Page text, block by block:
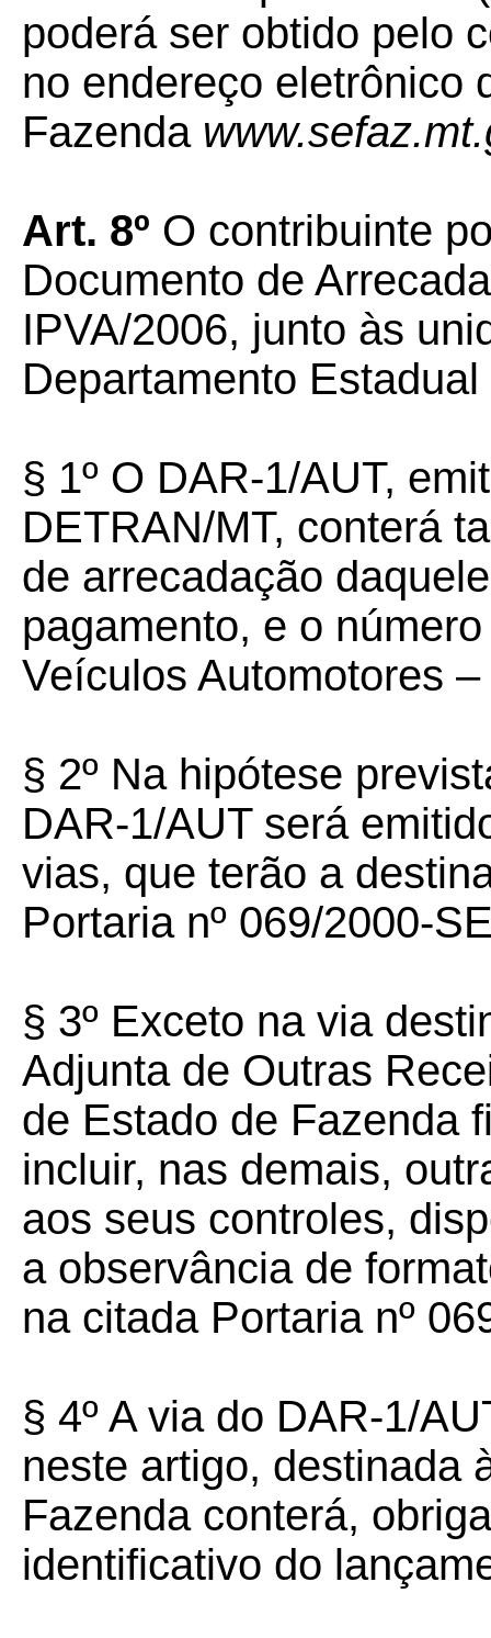
poderá ser obtido pelo
no endereço eletrônico
Fazenda
Art. 8º O contribuinte
Documento de
IPVA/2006, junto às
Departamento
§ 1º O DAR-1/AUT,
DETRAN/MT, conterá
de arrecadação
pagamento, e o
Veículos Automotores
§ 2º Na hipótese
DAR-1/AUT será
vias, que terão a
Portaria nº 069/2000-
§ 3º Exceto na via
Adjunta de Outras
de Estado de Fazenda
incluir, nas demais,
aos seus controles,
a observância de
na citada Portaria nº
§ 4º A via do DAR-1/
neste artigo, destinada
Fazenda conterá,
identificativo do